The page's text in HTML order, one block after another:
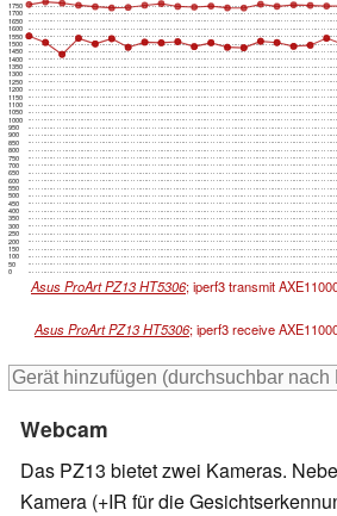
0
50
100
150
200
250
300
350
400
450
500
550
600
650
700
750
800
850
900
950
1000
1050
1100
1150
1200
1250
1300
1350
1400
1450
1500
1550
1600
1650
1700
1750
Asus ProArt PZ13 HT5306; iperf3 transmit
Asus ProArt PZ13 HT5306; iperf3 receive
Webcam
Das PZ13 bietet zwei Kameras.
Kamera (+IR für die